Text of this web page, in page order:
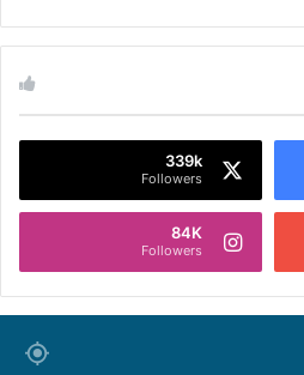
339k
Followers
84K
Followers